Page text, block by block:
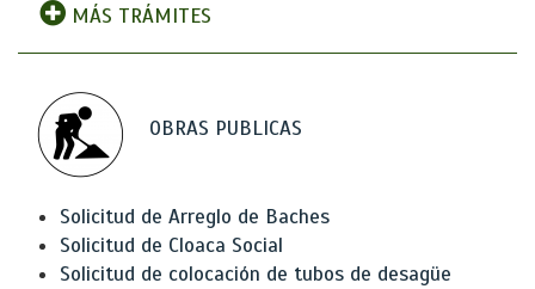
MÁS TRÁMITES
OBRAS PUBLICAS
Solicitud de Arreglo de Baches
Solicitud de Cloaca Social
Solicitud de colocación de tubos de desagüe